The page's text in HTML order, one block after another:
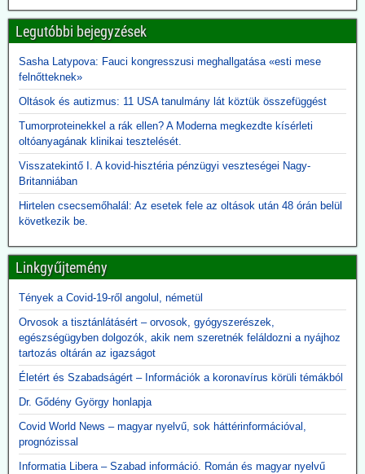
be.
2026.06.10. JonFleetwood.com: Kennedy
beszüntette, Rubio külügyminiszter újra elindítja
a Gavi finanszírozását
Egy évvel ezelőtt Robert F. Kennedy Jr. egészségügyi miniszter
visszavonta a Gavi számára nyújtott, évi több száz millió dolláros
amerikai támogatást, hivatkozva a DTP-oltással összefüggésbe
hozható gyermekhalálesetekre.
Kennedy arra kérte a Gavi-t, hogy „állítsa vissza a közbizalmat, és
finanszírozásként”.
Rubio külügyminiszter azonban most közölte, hogy - az afrikai
közbizalom Gavi általi visszaszerzéséről Rubio nem ejtett szót.
2026.06.09. 24.hu: A 300 milliárdért beszerzett,
használhatatlan lélegeztetőgépek tárolása eddig
2,3 milliárdba került
A kormány felülvizsgálja a koronavírus idején beszerzett
lélegeztetőgépek ügyét. A járvány alatt közel 300 milliárd forint
értékben szerzett be gépeket az Orbán-kormány annak ellenére,
hogy a szakmai szervezetek világossá tették, hogy nincs elég
ember ennyi gép üzemeltetésére. A kormány felülvizsgálja az akkor
kötött szerződéseket, a vizsgálatot pedig a Külügyminisztérium
folytatja majd le, azonnali hatállyal.
A használhatatlan lélegeztetőgépek tárolása is horribilis összegbe
került: több mint 2,3 milliárd forint volt eddig a raktárköltség.
Legutóbbi bejegyzések
Sasha Latypova: Fauci kongresszusi meghallgatása «esti mese
felnőtteknek»
Oltások és autizmus: 11 USA tanulmány lát köztük összefüggést
Tumorproteinekkel a rák ellen? A Moderna megkezdte kísérleti
oltóanyagának klinikai tesztelését.
Visszatekintő I. A kovid-hisztéria pénzügyi veszteségei Nagy-
Britanniában
Hirtelen csecsemőhalál: Az esetek fele az oltások után 48 órán belül
következik be.
Linkgyűjtemény
Tények a Covid-19-ről angolul, németül
Orvosok a tisztánlátásért – orvosok, gyógyszerészek,
egészségügyben dolgozók, akik nem szeretnék feláldozni a nyájhoz
tartozás oltárán az igazságot
Életért és Szabadságért – Információk a koronavírus körüli témákból
Dr. Gődény György honlapja
Covid World News – magyar nyelvű, sok háttérinformációval,
prognózissal
Informatia Libera – Szabad információ. Román és magyar nyelvű